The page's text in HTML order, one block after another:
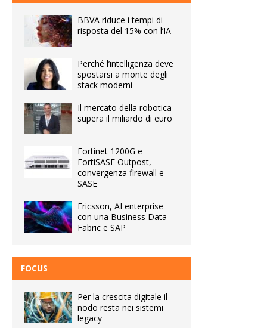
BBVA riduce i tempi di
risposta del 15% con l’IA
Perché l’intelligenza deve
spostarsi a monte degli
stack moderni
Il mercato della robotica
supera il miliardo di euro
Fortinet 1200G e
FortiSASE Outpost,
convergenza firewall e
SASE
Ericsson, AI enterprise
con una Business Data
Fabric e SAP
FOCUS
Per la crescita digitale il
nodo resta nei sistemi
legacy